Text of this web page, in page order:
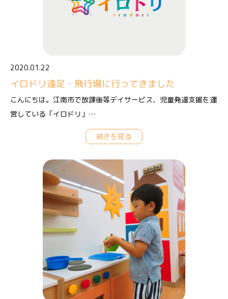
2020.01.22
イロドリ遠足・飛行場に行ってきました
こんにちは。江南市で放課後等デイサービス、児童発達支援を運
営している「イロドリ」…
続きを見る